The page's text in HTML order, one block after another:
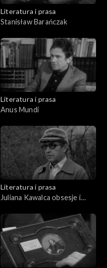
Literatura i prasa
Stanisław Barańczak
Literatura i prasa
Anus Mundi
Literatura i prasa
Juliana Kawalca obsesje i